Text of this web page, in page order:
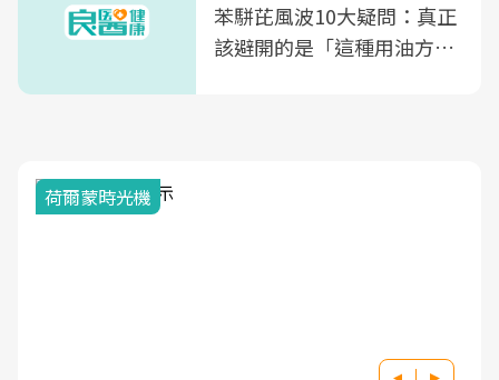
苯駢芘風波10大疑問：真正
該避開的是「這種用油方
荷爾蒙時光機